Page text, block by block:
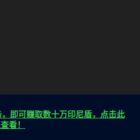
即可赚取数十万印尼盾，点击此
看！